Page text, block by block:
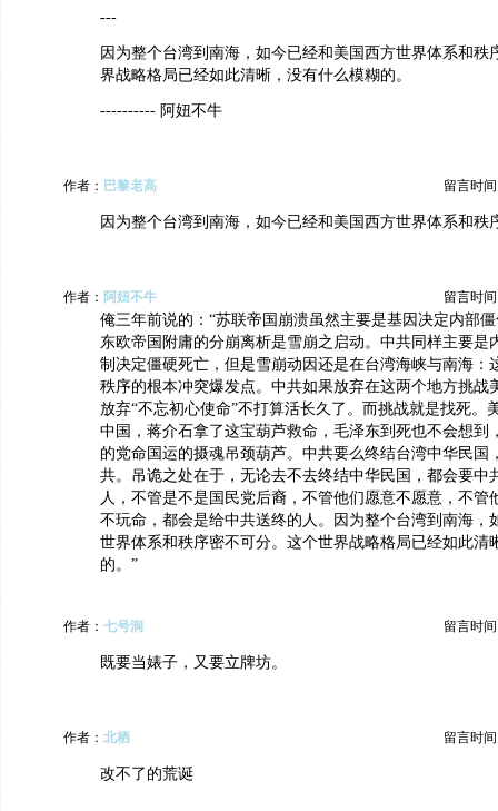
---
因为整个台湾到南海，如今已经和美国西方世界体系和秩
界战略格局已经如此清晰，没有什么模糊的。
---------- 阿妞不牛
作者： 巴黎老高 留言时间
因为整个台湾到南海，如今已经和美国西方世界体系和秩
作者： 阿妞不牛 留言时间
俺三年前说的：“苏联帝国崩溃虽然主要是基因决定内部
东欧帝国附庸的分崩离析是雪崩之启动。中共同样主要是
制决定僵硬死亡，但是雪崩动因还是在台湾海峡与南海：
秩序的根本冲突爆发点。中共如果放弃在这两个地方挑战
放弃“不忘初心使命”不打算活长久了。而挑战就是找死。
中国，蒋介石拿了这宝葫芦救命，毛泽东到死也不会想到
的党命国运的摄魂吊颈葫芦。中共要么终结台湾中华民国
共。吊诡之处在于，无论去不去终结中华民国，都会要中
人，不管是不是国民党后裔，不管他们愿意不愿意，不管
不玩命，都会是给中共送终的人。因为整个台湾到南海，
世界体系和秩序密不可分。这个世界战略格局已经如此清
的。”
作者： 七号洞 留言时间
既要当婊子，又要立牌坊。
作者： 北栖 留言时间
改不了的荒诞